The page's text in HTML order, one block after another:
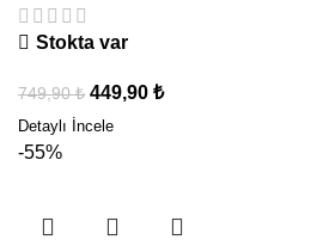
Stokta var
749,90₺ 449,90 ₺
-55%